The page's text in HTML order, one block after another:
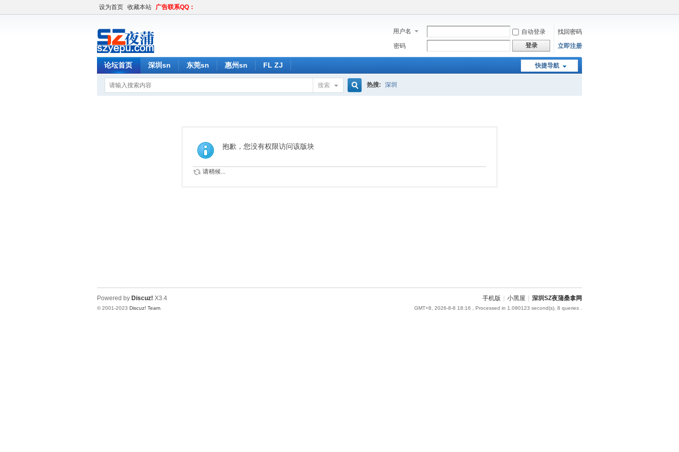
设为首页 收藏本站 广告联系QQ：
用户名 自动登录
找回密码
密码
登录 立即注册
快捷导航
论坛首页 深圳sn 东莞sn 惠州sn FL ZJ
搜索 热搜: 深圳
抱歉，您没有权限访问该版块
请稍候...
手机版 小黑屋 深圳SZ夜蒲桑拿网
GMT+8, 2026-8-8 18:16 , Processed in 1.090123 second(s), 8 queries .
Powered by Discuz! X3.4
© 2001-2023 Discuz! Team